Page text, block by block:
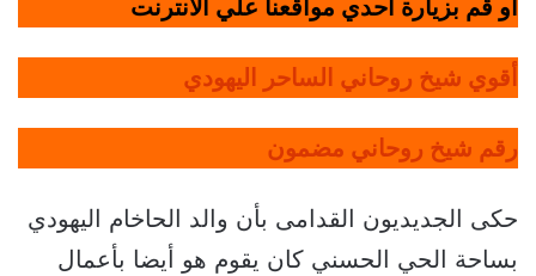
أو قم بزيارة أحدي مواقعنا علي الانترنت
أقوي شيخ روحاني الساحر اليهودي
رقم شيخ روحاني مضمون
حكى الجديديون القدامى بأن والد الحاخام اليهودي
بساحة الحي الحسني كان يقوم هو أيضا بأعمال